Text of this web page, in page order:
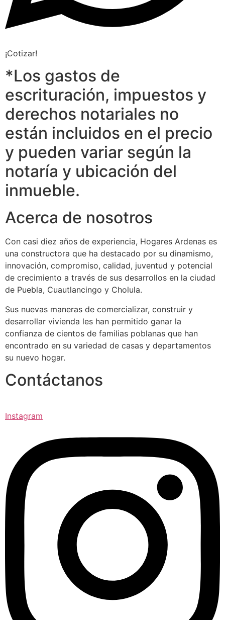
¡Cotizar!
*Los gastos de
escrituración, impuestos y
derechos notariales no
están incluidos en el precio
y pueden variar según la
notaría y ubicación del
inmueble.
Acerca de nosotros
Con casi diez años de experiencia, Hogares Ardenas es
una constructora que ha destacado por su dinamismo,
innovación, compromiso, calidad, juventud y potencial
de crecimiento a través de sus desarrollos en la ciudad
de Puebla, Cuautlancingo y Cholula.
Sus nuevas maneras de comercializar, construir y
desarrollar vivienda les han permitido ganar la
confianza de cientos de familias poblanas que han
encontrado en su variedad de casas y departamentos
su nuevo hogar.
Contáctanos
Instagram